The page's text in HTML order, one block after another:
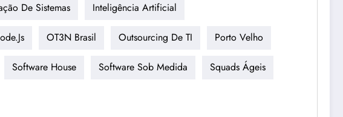
De Sistemas Inteligência Artificial
OT3N Brasil Outsourcing De TI Porto Velho
Software House Software Sob Medida Squads Ágeis